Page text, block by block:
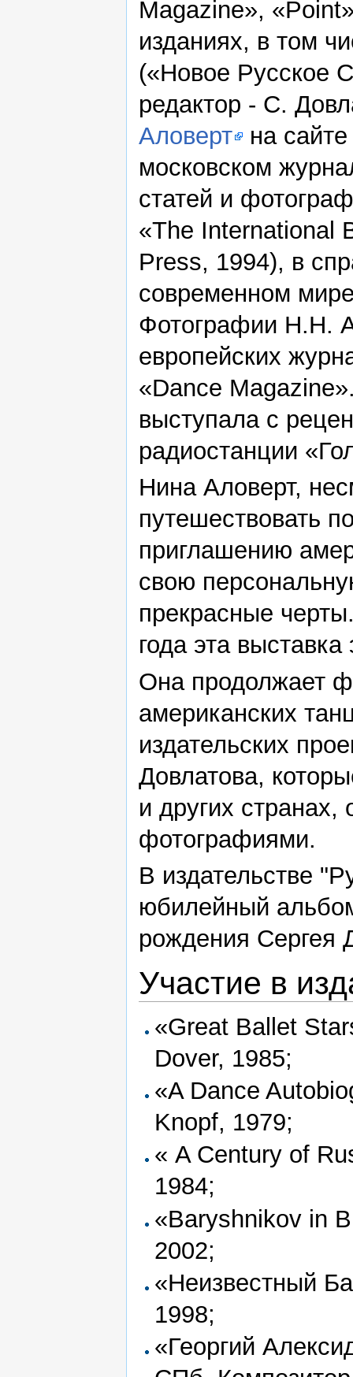
Magazine»,
изданиях, в том
(«Новое Русское
редактор - С.
Аловерт
на
московском
статей и
«The International
Press, 1994), в
современном
Фотографии Н.Н.
европейских
«Dance
выступала с
радиостанции
Нина Аловерт,
путешествовать
приглашению
свою
прекрасные
года эта
Она продолжает
американских
издательских
Довлатова,
и других
фотографиями.
В издательстве
юбилейный
рождения Сергея
Участие в
«Great Ballet
Dover, 1985;
«A Dance
Knopf, 1979;
« A Century of
1984;
«Baryshnikov in
2002;
«Неизвестный
1998;
«Георгий